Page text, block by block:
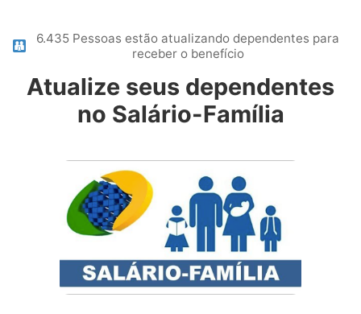
6.435 Pessoas estão atualizando dependentes para
receber o benefício
Atualize seus dependentes
no Salário-Família